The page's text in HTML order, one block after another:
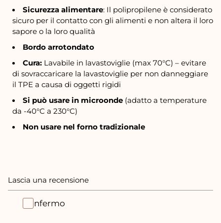
Sicurezza alimentare: Il polipropilene è considerato
sicuro per il contatto con gli alimenti e non altera il loro
sapore o la loro qualità
Bordo arrotondato
Cura: Lavabile in lavastoviglie (max 70°C) – evitare
di sovraccaricare la lavastoviglie per non danneggiare
il TPE a causa di oggetti rigidi
Si può usare in microonde (adatto a temperature
da -40°C a 230°C)
Non usare nel forno tradizionale
Lascia una recensione
Confermo